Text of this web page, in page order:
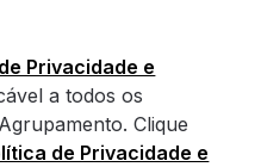
Privacidade e
a todos os
Clique
de Privacidade e